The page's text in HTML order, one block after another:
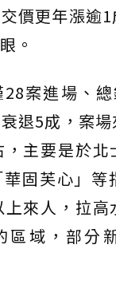
價更年漲逾
。
案進場、
退5成，案
主要是於北
固芙心」等
來人，拉高
區域，部分